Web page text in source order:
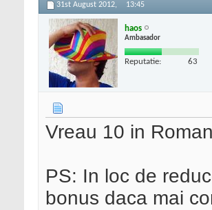
31st August 2012, 13:45
haos
Ambasador
Reputatie: 63
Vreau 10 in
PS: In loc de
bonus daca mai